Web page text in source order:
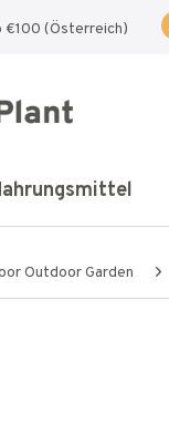
€100 (Österreich)
Outdoor Garden